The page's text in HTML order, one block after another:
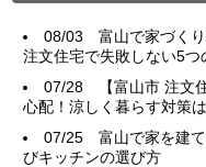
08/03富山で家づく
注文住宅で失敗しない5つ
07/28
【富山市 注
心配！涼しく暮らす対策
07/25富山で家を建
びキッチンの選び方